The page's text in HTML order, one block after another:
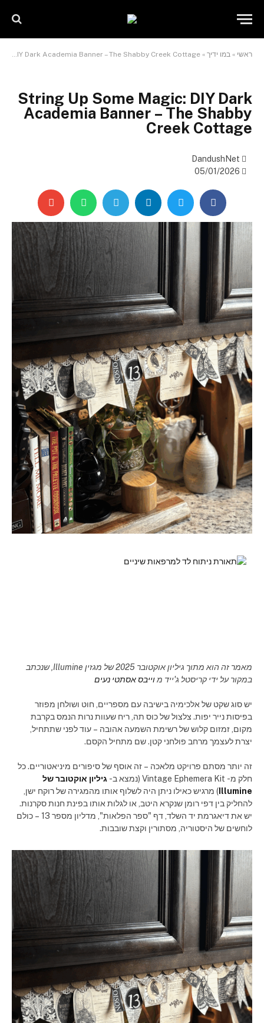
מֻפְעֶלֶת
בִּקְלִיק"
הַמְּסַיַּעַת
לִנְגִישׁוּת
הָאֲתָר.
ראשי » במו ידיך »
String Up Some Magic: DIY Dark Academia Banner – The Shabby Creek Cottage
String Up Some Magic: DIY Dark
Academia Banner – The Shabby
Creek Cottage
DandushNet
05/01/2026
מאמר זה הוא מתוך גיליון אוקטובר 2025 של מגזין Illumine, שנכתב
במקור על ידי קריסטל ג'ייד מוייבס אסתטי נעים
יש סוג שקט של אלכימיה בישיבה עם מספריים, חוט ושולחן מפוזר
בפיסות נייר יפות. צלצול של כוס תה, ריח שעוות נרות הנמס בקרבת
מקום, זמזום קלוש של רשימת השמעה אהובה – עוד לפני שתתחיל,
יצרת לעצמך מרחב פולחני קטן. שם מתחיל הקסם.
זה יותר מסתם פרויקט מלאכה – זה אוסף של סיפורים מיניאטוריים. כל
חלק מ- Vintage Ephemera Kit (נמצא ב-
גיליון אוקטובר של
Illumine ) מרגיש כאילו ניתן היה לשלוף אותו מהמגירה של רוקח ישן,
להחליק בין דפי רומן שנקרא היטב, או לגלות אותו בפינת חנות סקרנות.
יש את דיאגרמת יד השלד, דף "ספר הפלאות", מדליון מספר 13 – כולם
לוחשים של היסטוריה, מסתורין וקצת שובבות.